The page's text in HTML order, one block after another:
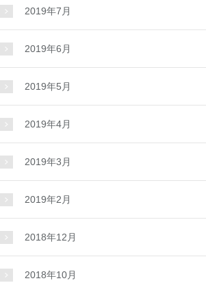
2019年7月
2019年6月
2019年5月
2019年4月
2019年3月
2019年2月
2018年12月
2018年10月